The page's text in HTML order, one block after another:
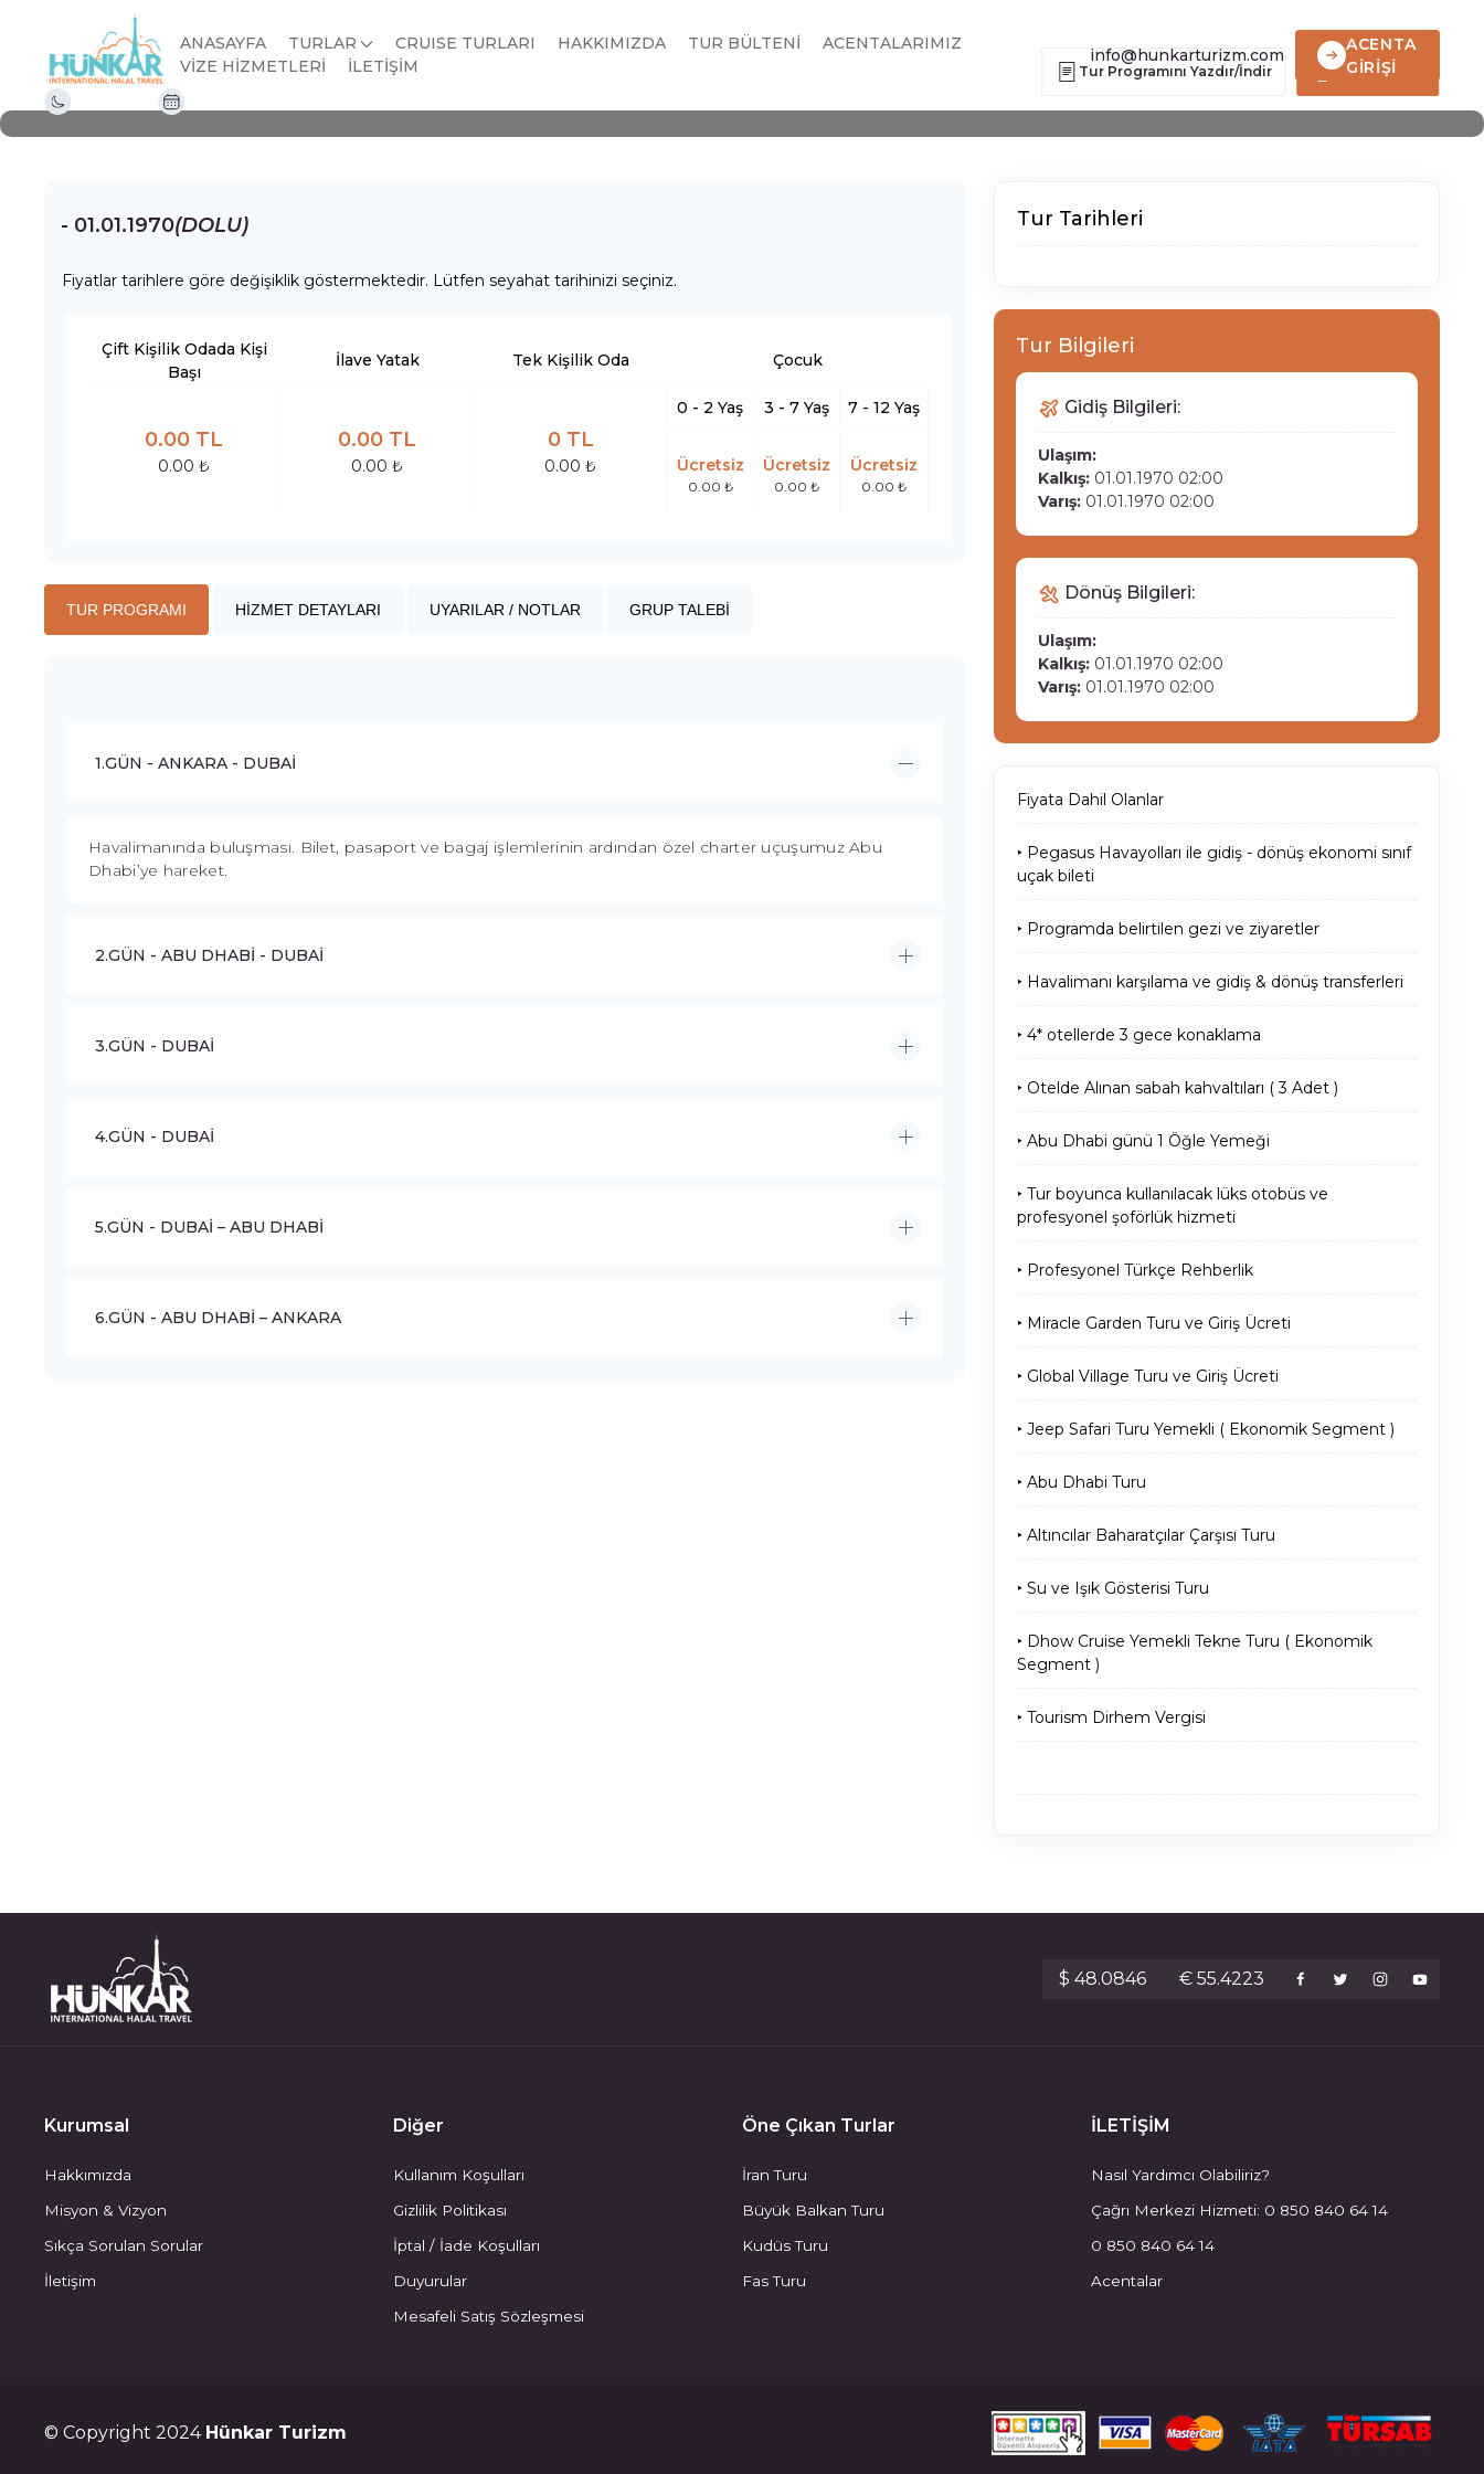
ANASAYFA TURLAR CRUISE TURLARI HAKKIMIZDA TUR BÜLTENİ
ACENTALARIMIZ
VİZE HİZMETLERİ
İLETİŞİM
info@hunkarturizm.com
ACENTA
GİRİŞİ
Ankara Hareketli Dubai - Abu Dhabi Turu 3 Gece 5 Gün
Tur Programını Yazdır/İndir Hemen Ara
- 01.01.1970(DOLU)
Fiyatlar tarihlere göre değişiklik göstermektedir. Lütfen seyahat tarihinizi seçiniz.
Çift Kişilik Odada Kişi
Başı
0.00 TL
0.00 ₺
İlave Yatak
0.00 TL
0.00 ₺
Tek Kişilik Oda
0 TL
0.00 ₺
Çocuk
0 - 2 Yaş
Ücretsiz
0.00 ₺
3 - 7 Yaş
Ücretsiz
0.00 ₺
7 - 12 Yaş
Ücretsiz
0.00 ₺
TUR PROGRAMI HİZMET DETAYLARI UYARILAR / NOTLAR GRUP TALEBİ
1.GÜN - ANKARA - DUBAİ
Havalimanında buluşması. Bilet, pasaport ve bagaj işlemlerinin ardından özel charter uçuşumuz Abu
Dhabi’ye hareket.
2.GÜN - ABU DHABİ - DUBAİ
3.GÜN - DUBAİ
4.GÜN - DUBAİ
5.GÜN - DUBAİ – ABU DHABİ
6.GÜN - ABU DHABİ – ANKARA
Tur Tarihleri
Tur Bilgileri
Gidiş Bilgileri:
Ulaşım:
Kalkış:01.01.1970 02:00
Varış:01.01.1970 02:00
Dönüş Bilgileri:
Ulaşım:
Kalkış:01.01.1970 02:00
Varış:01.01.1970 02:00
Fiyata Dahil Olanlar
‣ Pegasus Havayolları ile gidiş - dönüş ekonomi sınıf
uçak bileti
‣ Programda belirtilen gezi ve ziyaretler
‣ Havalimanı karşılama ve gidiş & dönüş transferleri
‣ 4* otellerde 3 gece konaklama
‣ Otelde Alınan sabah kahvaltıları ( 3 Adet )
‣ Abu Dhabi günü 1 Öğle Yemeği
‣ Tur boyunca kullanılacak lüks otobüs ve
profesyonel şoförlük hizmeti
‣ Profesyonel Türkçe Rehberlik
‣ Miracle Garden Turu ve Giriş Ücreti
‣ Global Village Turu ve Giriş Ücreti
‣ Jeep Safari Turu Yemekli ( Ekonomik Segment )
‣ Abu Dhabi Turu
‣ Altıncılar Baharatçılar Çarşısı Turu
‣ Su ve Işık Gösterisi Turu
‣ Dhow Cruise Yemekli Tekne Turu ( Ekonomik
Segment )
‣ Tourism Dirhem Vergisi
$ 48.0846 € 55.4223
Kurumsal
Hakkımızda
Misyon & Vizyon
Sıkça Sorulan Sorular
İletişim
Diğer
Kullanım Koşulları
Gizlilik Politikası
İptal / İade Koşulları
Duyurular
Mesafeli Satış Sözleşmesi
Öne Çıkan Turlar
İran Turu
Büyük Balkan Turu
Kudüs Turu
Fas Turu
İLETİŞİM
Nasıl Yardımcı Olabiliriz?
Çağrı Merkezi Hizmeti: 0 850 840 64 14
0 850 840 64 14
Acentalar
© Copyright 2024 Hünkar Turizm